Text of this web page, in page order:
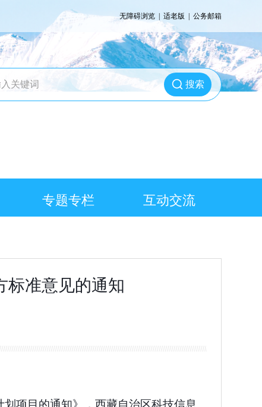
无障碍浏览 适老版 公务邮箱
搜索
专题专栏 互动交流
标准意见的通知
划项目的通知》
，西藏自治区科技信息